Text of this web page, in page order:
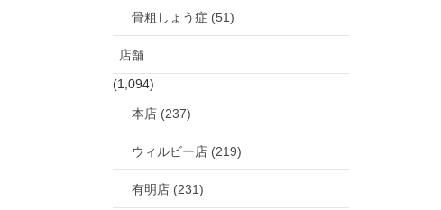
骨粗しょう症 (51)
店舗
(1,094)
本店 (237)
ウィルビー店 (219)
有明店 (231)